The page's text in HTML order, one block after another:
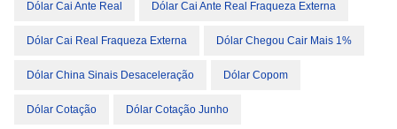
Dólar Cai Ante Real Dólar Cai Ante Real Fraqueza Externa
Dólar Cai Real Fraqueza Externa Dólar Chegou Cair Mais 1%
Dólar China Sinais Desaceleração Dólar Copom
Dólar Cotação Dólar Cotação Junho